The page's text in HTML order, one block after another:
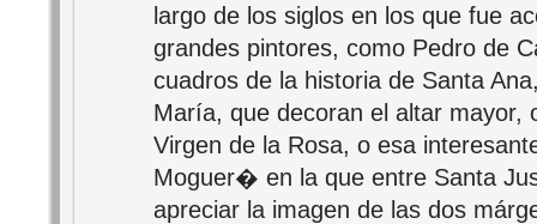
largo de los siglos en los que fue
grandes pintores, como Pedro de
cuadros de la historia de Santa
María, que decoran el altar mayor,
Virgen de la Rosa, o esa
Moguer� en la que entre Santa
apreciar la imagen de las dos